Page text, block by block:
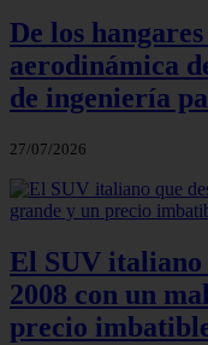
De los
aerodinámica
de ingeniería
27/07/2026
El SUV italiano
2008 con un
precio